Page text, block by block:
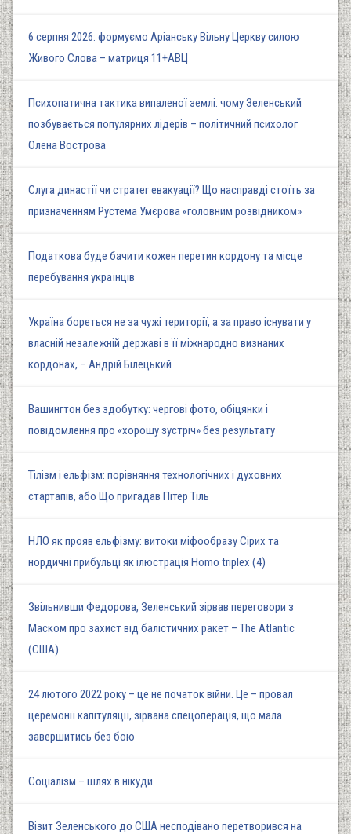
6 серпня 2026: формуємо Аріанську Вільну Церкву силою
Живого Слова – матриця 11+АВЦ
Психопатична тактика випаленої землі: чому Зеленський
позбувається популярних лідерів – політичний психолог
Олена Вострова
Слуга династії чи стратег евакуації? Що насправді стоїть за
призначенням Рустема Умєрова «головним розвідником»
Податкова буде бачити кожен перетин кордону та місце
перебування українців
Україна бореться не за чужі території, а за право існувати у
власній незалежній державі в її міжнародно визнаних
кордонах, – Андрій Білецький
Вашингтон без здобутку: чергові фото, обіцянки і
повідомлення про «хорошу зустріч» без результату
Тілізм і ельфізм: порівняння технологічних і духовних
стартапів, або Що пригадав Пітер Тіль
НЛО як прояв ельфізму: витоки міфообразу Сірих та
нордичні прибульці як ілюстрація Homo triplex (4)
Звільнивши Федорова, Зеленський зірвав переговори з
Маском про захист від балістичних ракет – The Atlantic
(США)
24 лютого 2022 року – це не початок війни. Це – провал
церемонії капітуляції, зірвана спецоперація, що мала
завершитись без бою
Соціалізм – шлях в нікуди
Візит Зеленського до США несподівано перетворився на